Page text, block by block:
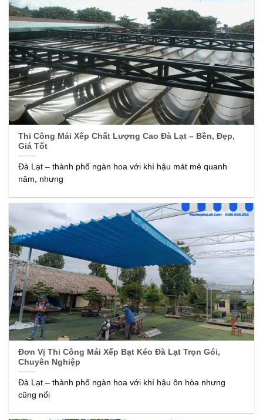
Thi Công Mái Xếp Chất Lượng Cao Đà Lạt – Bền, Đẹp,
Giá Tốt
Đà Lạt – thành phố ngàn hoa với khí hậu mát mẻ quanh
năm, nhưng
Đơn Vị Thi Công Mái Xếp Bạt Kéo Đà Lạt Trọn Gói,
Chuyên Nghiệp
Đà Lạt – thành phố ngàn hoa với khí hậu ôn hòa nhưng
cũng nổi